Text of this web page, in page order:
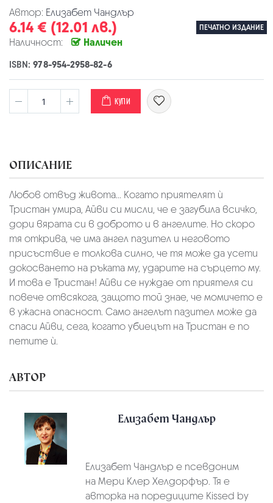
Автор: Елизабет Чандлър
6.14 € (12.01 лв.) ПЕЧАТНО ИЗДАНИЕ
Наличност: Наличен
ISBN:978-954-2958-82-6
КУПИ
ОПИСАНИЕ
Любов отвъд живота... Когато приятелят ѝ
Тристан умира, Айви си мисли, че е загубила всичко,
дори вярата си в доброто и в ангелите. Но скоро
тя открива, че има ангел пазител и неговото
присъствие е толкова силно, че тя може да усети
докосването на ръката му, ударите на сърцето му.
И това е Тристан! Айви се нуждае от приятеля си
повече отвсякога, защото той знае, че момичето е
в ужасна опасност. Само ангелът пазител може да
спаси Айви, сега, когато убиецът на Тристан е по
петите ѝ.
АВТОР
Елизабет Чандлър
Елизабет Чандлър е псевдоним
на Мери Клер Хелдорфър. Тя е
авторка на поредиците Kissed by